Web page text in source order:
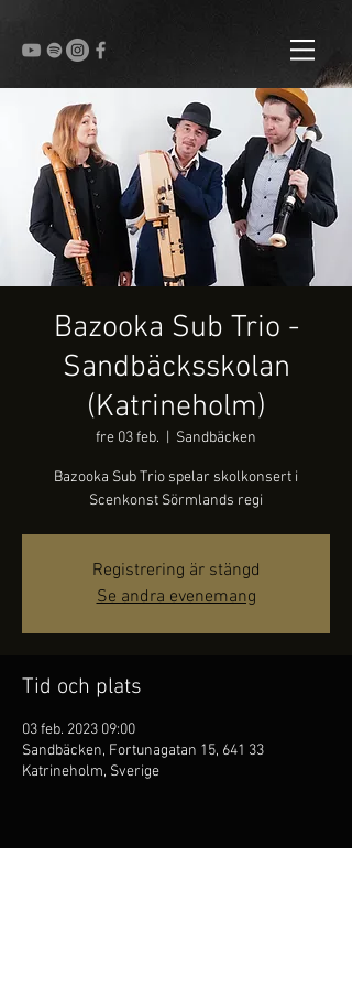
Bazooka Sub Trio -
Sandbäcksskolan
(Katrineholm)
fre 03 feb. Sandbäcken
Bazooka Sub Trio spelar skolkonsert i
Scenkonst Sörmlands regi
Registrering är stängd
Se andra evenemang
Tid och plats
03 feb. 2023 09:00
Sandbäcken, Fortunagatan 15, 641 33
Katrineholm, Sverige